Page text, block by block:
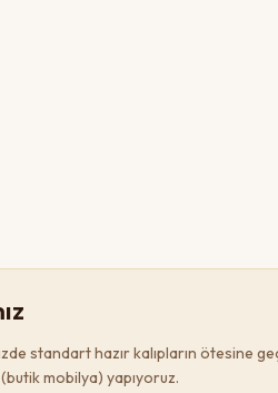
standart hazır kalıpların ötesine
mobilya) yapıyoruz.